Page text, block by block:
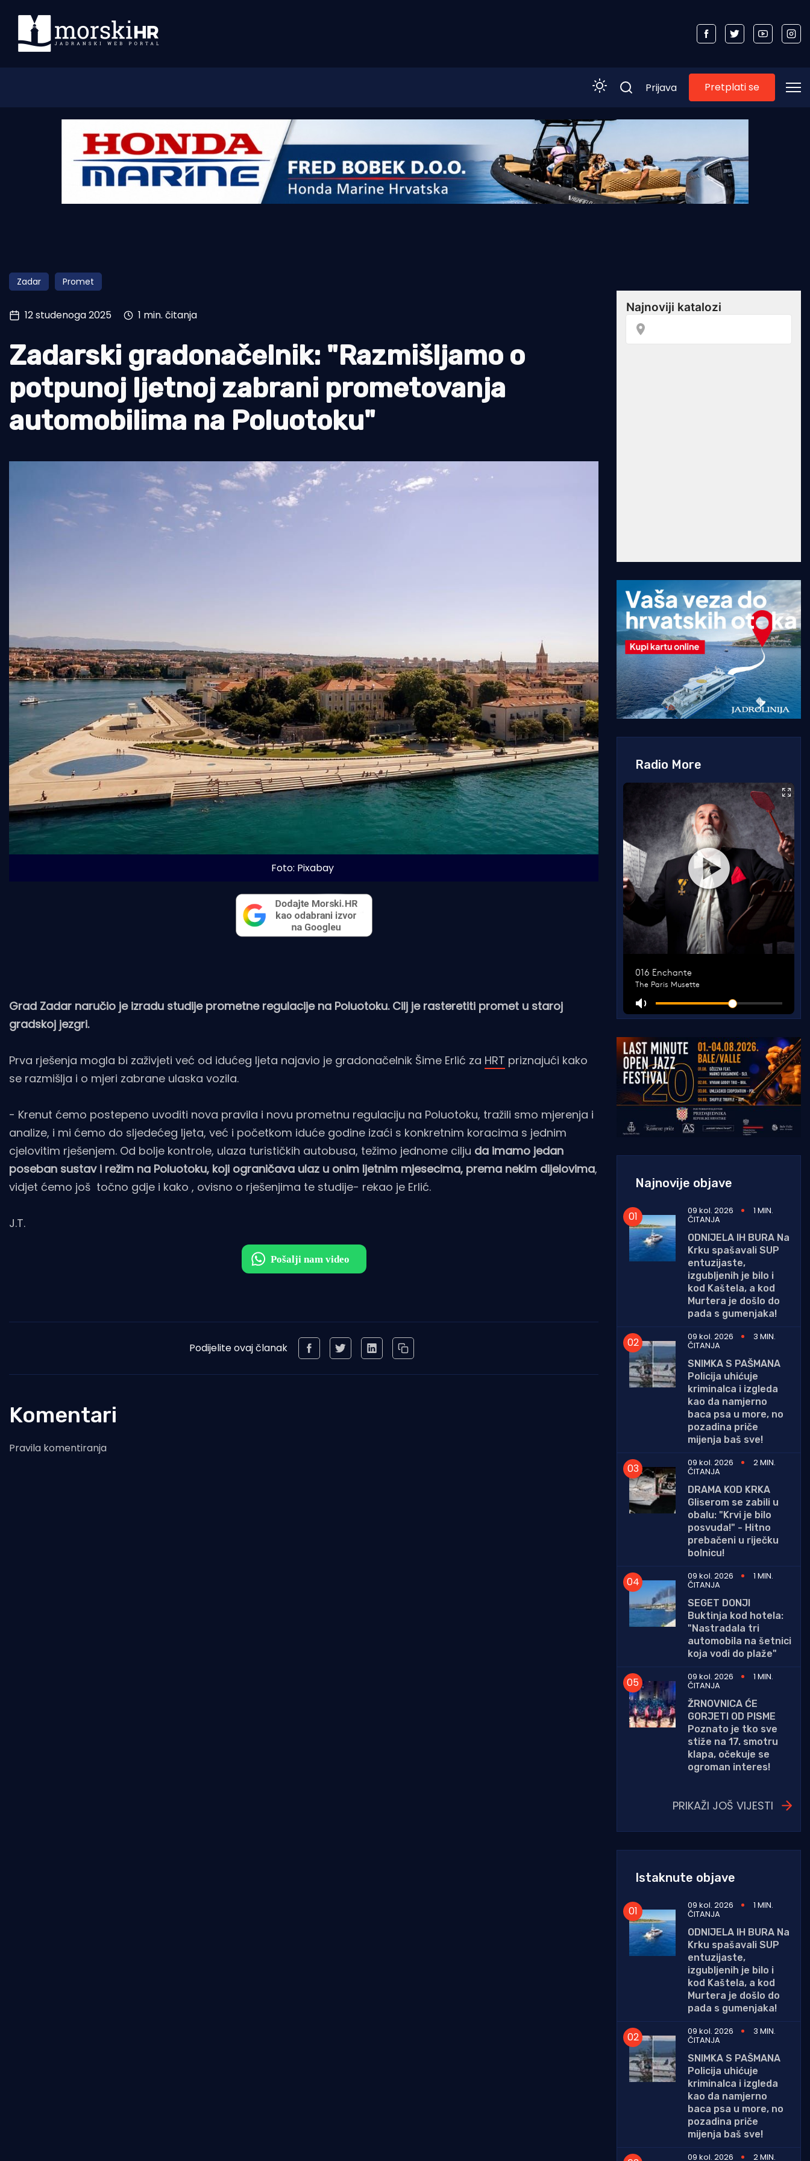
Morski plus
Pomorstvo
Ribolov
Tradicija i kultura
Prijava Pretplati se
Zadar Promet
12 studenoga 2025 1 min. čitanja
Zadarski gradonačelnik: "Razmišljamo o
potpunoj ljetnoj zabrani prometovanja
automobilima na Poluotoku"
Foto: Pixabay
Grad Zadar naručio je izradu studije prometne regulacije na Poluotoku. Cilj je rasteretiti promet u staroj
gradskoj jezgri.
Prva rješenja mogla bi zaživjeti već od idućeg ljeta najavio je gradonačelnik Šime Erlić za HRT priznajući kako
se razmišlja i o mjeri zabrane ulaska vozila.
- Krenut ćemo postepeno uvoditi nova pravila i novu prometnu regulaciju na Poluotoku, tražili smo mjerenja i
analize, i mi ćemo do sljedećeg ljeta, već i početkom iduće godine izaći s konkretnim koracima s jednim
cjelovitim rješenjem. Od bolje kontrole, ulaza turističkih autobusa, težimo jednome cilju da imamo jedan
poseban sustav i režim na Poluotoku, koji ograničava ulaz u onim ljetnim mjesecima, prema nekim dijelovima,
vidjet ćemo još točno gdje i kako , ovisno o rješenjima te studije- rekao je Erlić.
J.T.
Podijelite ovaj članak
Komentari
Pravila komentiranja
Radio More
Najnovije objave
09 kol. 2026 1 MIN.
ČITANJA
ODNIJELA IH BURA Na
Krku spašavali SUP
entuzijaste,
izgubljenih je bilo i
kod Kaštela, a kod
Murtera je došlo do
pada s gumenjaka!
09 kol. 2026
3 MIN.
ČITANJA
SNIMKA S PAŠMANA
Policija uhićuje
kriminalca i izgleda
kao da namjerno
baca psa u more, no
pozadina priče
mijenja baš sve!
09 kol. 2026
2 MIN.
ČITANJA
DRAMA KOD KRKA
Gliserom se zabili u
obalu: "Krvi je bilo
posvuda!" - Hitno
prebačeni u riječku
bolnicu!
09 kol. 2026
1 MIN.
ČITANJA
SEGET DONJI
Buktinja kod hotela:
"Nastradala tri
automobila na šetnici
koja vodi do plaže"
09 kol. 2026
1 MIN.
ČITANJA
ŽRNOVNICA ĆE
GORJETI OD PISME
Poznato je tko sve
stiže na 17. smotru
klapa, očekuje se
ogroman interes!
PRIKAŽI JOŠ VIJESTI
Istaknute objave
09 kol. 2026 1 MIN.
ČITANJA
ODNIJELA IH BURA Na
Krku spašavali SUP
entuzijaste,
izgubljenih je bilo i
kod Kaštela, a kod
Murtera je došlo do
pada s gumenjaka!
09 kol. 2026
3 MIN.
ČITANJA
SNIMKA S PAŠMANA
Policija uhićuje
kriminalca i izgleda
kao da namjerno
baca psa u more, no
pozadina priče
mijenja baš sve!
09 kol. 2026
2 MIN.